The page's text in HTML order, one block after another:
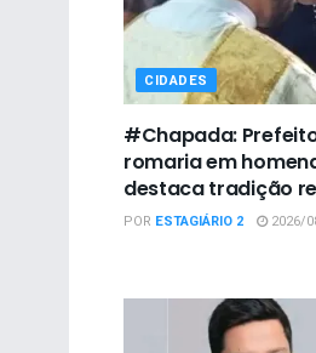
CIDADES
#Chapada:
romaria em
destaca tradição
POR ESTAGIÁRIO 2 2026/